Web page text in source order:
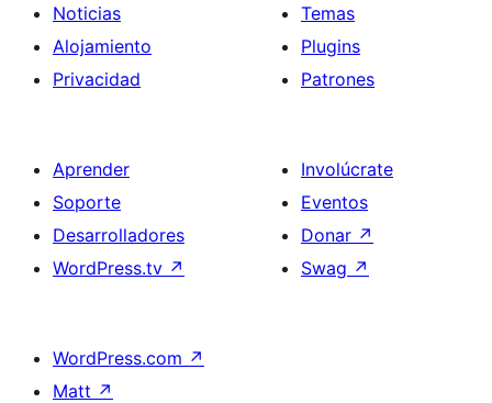
Noticias
Alojamiento
Privacidad
Temas
Plugins
Patrones
Aprender
Soporte
Desarrolladores
WordPress.tv ↗
Involúcrate
Eventos
Donar ↗
Swag ↗
WordPress.com ↗
Matt ↗